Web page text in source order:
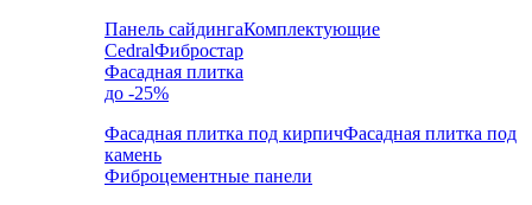
Панель сайдингаКомплектующие
CedralФибростар
Фасадная плитка
до -25%
Фасадная плитка под кирпичФасадная плитка под
камень
Фиброцементные панели